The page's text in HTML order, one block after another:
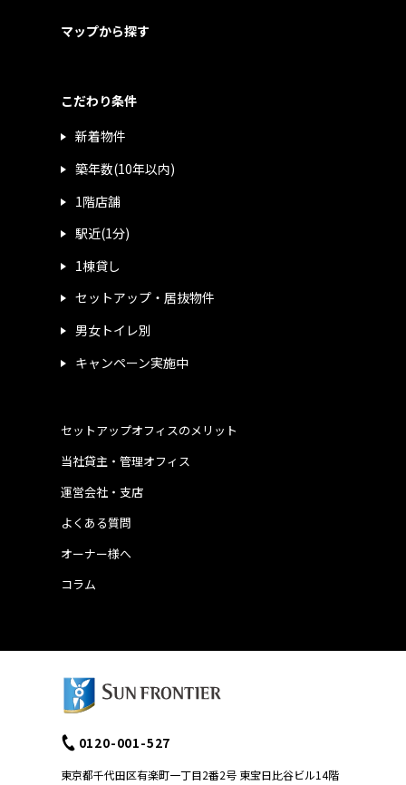
マップから探す
こだわり条件
新着物件
築年数(10年以内)
1階店舗
駅近(1分)
1棟貸し
セットアップ・居抜物件
男女トイレ別
キャンペーン実施中
運営会社・支店
よくある質問
当社貸主・管理オフィス
オーナー様へ
コラム
セットアップオフィスのメリット
0120-001-527
東京都千代田区有楽町一丁目2番2号 東宝日比谷ビル14階